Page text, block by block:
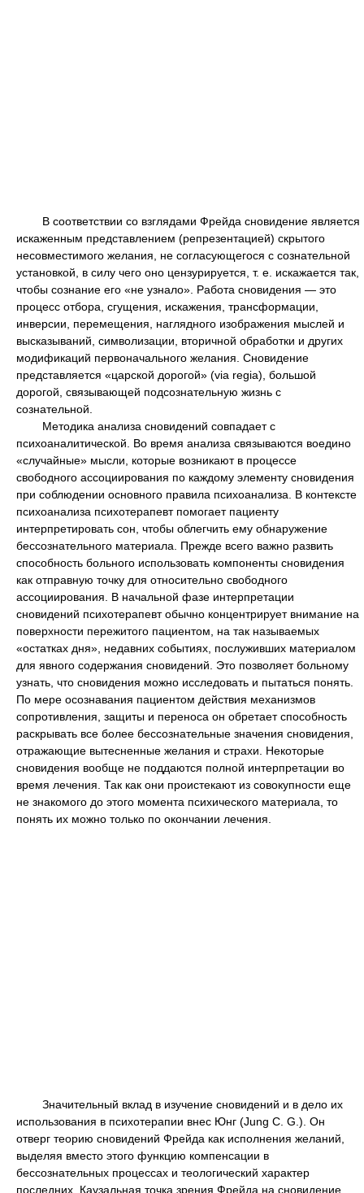
В соответствии со взглядами Фрейда сновидение является
искаженным представлением (репрезентацией) скрытого
несовместимого желания, не согласующегося с сознательной
установкой, в силу чего оно цензурируется, т. е. искажается так,
чтобы сознание его «не узнало». Работа сновидения — это
процесс отбора, сгущения, искажения, трансформации,
инверсии, перемещения, наглядного изображения мыслей и
высказываний, символизации, вторичной обработки и других
модификаций первоначального желания. Сновидение
представляется «царской дорогой» (via regia), большой
дорогой, связывающей подсознательную жизнь с
сознательной.
Методика анализа сновидений совпадает с
психоаналитической. Во время анализа связываются воедино
«случайные» мысли, которые возникают в процессе
свободного ассоциирования по каждому элементу сновидения
при соблюдении основного правила психоанализа. В контексте
психоанализа психотерапевт помогает пациенту
интерпретировать сон, чтобы облегчить ему обнаружение
бессознательного материала. Прежде всего важно развить
способность больного использовать компоненты сновидения
как отправную точку для относительно свободного
ассоциирования. В начальной фазе интерпретации
сновидений психотерапевт обычно концентрирует внимание на
поверхности пережитого пациентом, на так называемых
«остатках дня», недавних событиях, послуживших материалом
для явного содержания сновидений. Это позволяет больному
узнать, что сновидения можно исследовать и пытаться понять.
По мере осознавания пациентом действия механизмов
сопротивления, защиты и переноса он обретает способность
раскрывать все более бессознательные значения сновидения,
отражающие вытесненные желания и страхи. Некоторые
сновидения вообще не поддаются полной интерпретации во
время лечения. Так как они проистекают из совокупности еще
не знакомого до этого момента психического материала, то
понять их можно только по окончании лечения.
Значительный вклад в изучение сновидений и в дело их
использования в психотерапии внес Юнг (Jung С. G.). Он
отверг теорию сновидений Фрейда как исполнения желаний,
выделяя вместо этого функцию компенсации в
бессознательных процессах и теологический характер
последних. Каузальная точка зрения Фрейда на сновидение,